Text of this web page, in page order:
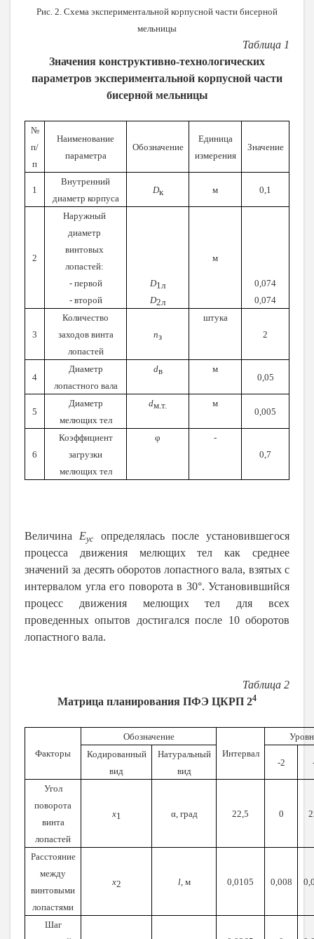
Рис. 2. Схема экспериментальной корпусной части бисерной
мельницы
Таблица 1
Значения конструктивно-технологических
параметров экспериментальной корпусной части
бисерной мельницы
№
п/
п
Наименование
параметра
Обозначение
Единица
измерения
Значение
1
Внутренний
диаметр корпуса
Dк м 0,1
2
Наружный
диаметр
винтовых
лопастей:
- первой
- второй
D1л
D2л
м
0,074
0,074
3
Количество
заходов винта
лопастей
nз
штука
2
4
Диаметр
лопастного вала
dв
м
0,05
5
Диаметр
мелющих тел
dм.т.
м
0,005
6
Коэффициент
загрузки
мелющих тел
φ
-
0,7
Величина Eус
определялась после установившегося
процесса движения мелющих тел как среднее
значений за десять оборотов лопастного вала, взятых с
интервалом угла его поворота в 30°. Установившийся
процесс движения мелющих тел для всех
проведенных опытов достигался после 10 оборотов
лопастного вала.
Таблица 2
Матрица планирования ПФЭ ЦКРП 24
Факторы
Обозначение
Интервал
Кодированный
вид
Натуральный
вид
-2
Угол
поворота
винта
лопастей
x1 α, град 22,5 0
Расстояние
между
винтовыми
лопастями
x2 l, м 0,0105 0,008
Шаг